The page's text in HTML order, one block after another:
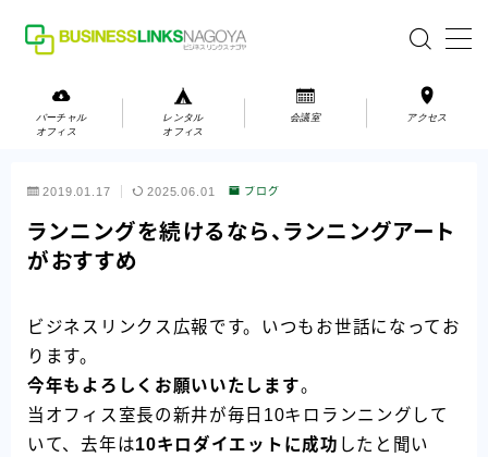
会議室
お問い合わせ
お問い合わせ
ご利用の流れ
アクセス
バーチャル
オフィス
レンタル
オフィス
会議室 アクセス
2019.01.17 2025.06.01 ブログ
ランニングを続けるなら、ランニングアート
がおすすめ
ビジネスリンクス広報です。いつもお世話になってお
ります。
今年もよろしくお願いいたします。
当オフィス室長の新井が毎日10キロランニングして
いて、去年は10キロダイエットに成功 したと聞い